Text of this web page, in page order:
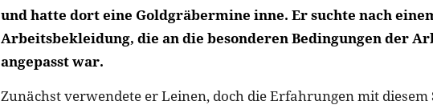
und hatte dort eine Goldgräbermine inne. Er suchte nach
Arbeitsbekleidung, die an die besonderen Bedingungen der
angepasst war.
Zunächst verwendete er Leinen, doch die Erfahrungen mit